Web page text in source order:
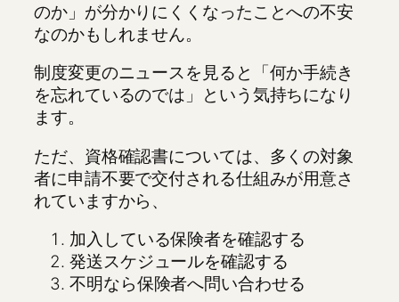
のか」が分かりにくくなったことへの不安
なのかもしれません。
制度変更のニュースを見ると「何か手続き
を忘れているのでは」という気持ちになり
ます。
ただ、資格確認書については、多くの対象
者に申請不要で交付される仕組みが用意さ
れていますから、
加入している保険者を確認する
発送スケジュールを確認する
不明なら保険者へ問い合わせる